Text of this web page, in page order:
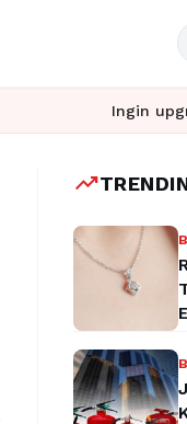
Ingin upgrade skill
trending_up